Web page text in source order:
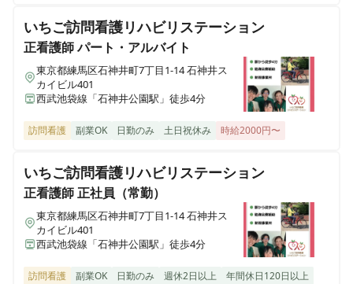
三重県鈴鹿市末広東5番（住所未定）
医療施設型ホスピス 医心館豊中
大阪府豊中市立花町１丁目6-31
医療施設型ホスピス 医心館加須
埼玉県加須市不動岡一丁目（住所未定）
医療施設型ホスピス 医心館ふくにし
三重県名張市東町1921-1
医療施設型ホスピス 医心館弘前
青森県弘前市大字外崎4丁目2-3
いちご訪問看護リハビリステーション
正看護師パート・アルバイト
東京都練馬区石神井町7丁目1-14 石神井ス
カイビル401
西武池袋線「石神井公園駅」徒歩4分
訪問看護 副業OK 日勤のみ 土日祝休み 時給2000円〜
いちご訪問看護リハビリステーション
正看護師正社員（常勤）
東京都練馬区石神井町7丁目1-14 石神井ス
カイビル401
西武池袋線「石神井公園駅」徒歩4分
訪問看護 副業OK 日勤のみ 週休2日以上
年間休日120日以上